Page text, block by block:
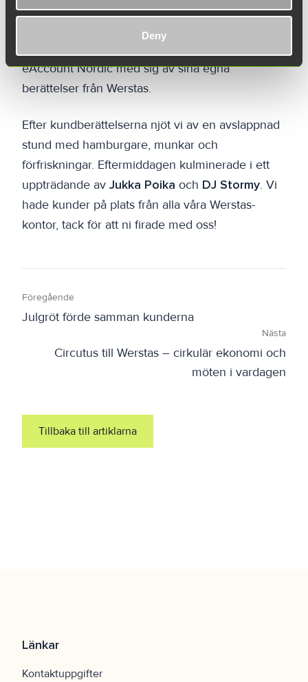
Deny
kunderNiko HerlinochKirsi Kostiafrån Great
och
eAccount Nordic med sig av sina egna
berättelser från Werstas.
Efter kundberättelserna njöt vi av en avslappnad
stund med hamburgare, munkar och
förfriskningar. Eftermiddagen kulminerade i ett
uppträdande av Jukka Poika och DJ Stormy. Vi
hade kunder på plats från alla våra Werstas-
kontor, tack för att ni firade med oss!
Föregående
Julgröt förde samman kunderna
Nästa
Circutus till Werstas – cirkulär ekonomi och
möten i vardagen
Tillbaka till artiklarna
Länkar
Kontaktuppgifter